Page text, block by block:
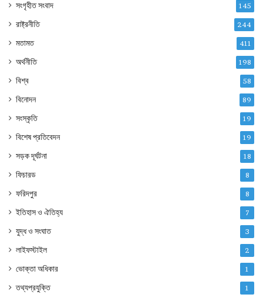
সংগৃহীত সংবাদ 145
রাষ্ট্রনীতি 244
মতামত 411
অর্থনীতি 198
বিশ্ব 58
বিনোদন 89
সংস্কৃতি 19
বিশেষ প্রতিবেদন 19
সড়ক দূর্ঘটনা 18
ফিচারড 8
ফরিদপুর 8
ইতিহাস ও ঐতিহ্য 7
যুদ্ধ ও সংঘাত 3
লাইফস্টাইল 2
ভোক্তা অধিকার 1
তথ্যপ্রযুক্তি 1